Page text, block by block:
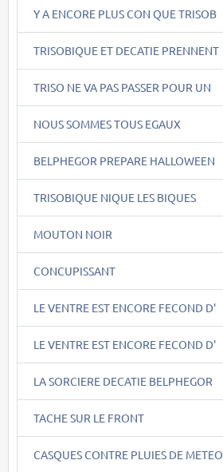
Y A ENCORE PLUS CON QUE TRISOB
TRISOBIQUE ET DECATIE PRENNENT
TRISO NE VA PAS PASSER POUR UN
NOUS SOMMES TOUS EGAUX
BELPHEGOR PREPARE HALLOWEEN
TRISOBIQUE NIQUE LES BIQUES
MOUTON NOIR
CONCUPISSANT
LE VENTRE EST ENCORE FECOND D'
LE VENTRE EST ENCORE FECOND D'
LA SORCIERE DECATIE BELPHEGOR
TACHE SUR LE FRONT
CASQUES CONTRE PLUIES DE METEO